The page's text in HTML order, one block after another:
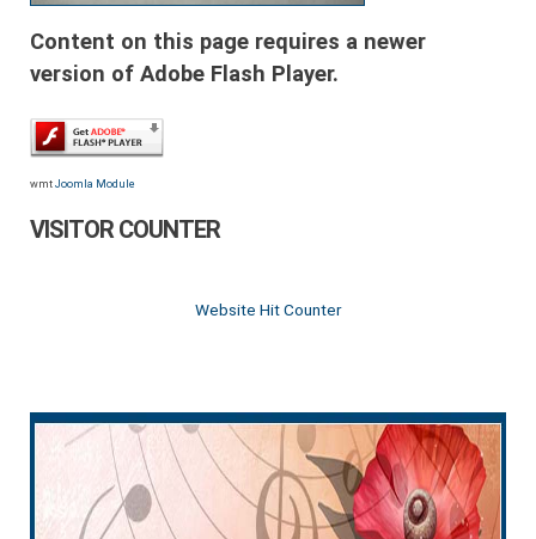
Content on this page requires a newer
version of Adobe Flash Player.
wmt Joomla Module
VISITOR COUNTER
Website Hit Counter